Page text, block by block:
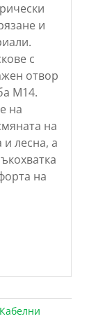
и
с
отвор
М14.
на
на
лесна, а
на
Кабелни